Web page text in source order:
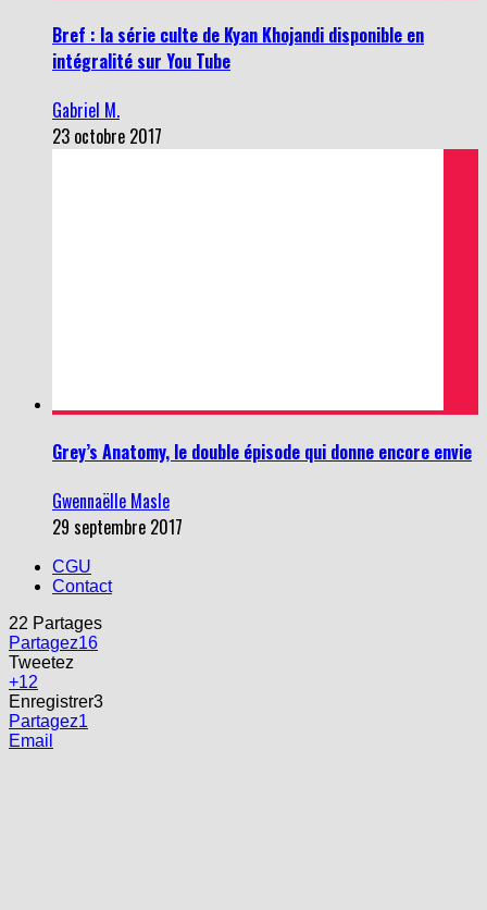
intégralité sur You Tube
23 octobre 2017
29 septembre 2017
Contact
Partagez16
Tweetez
+12
Enregistrer
Partagez1
Email